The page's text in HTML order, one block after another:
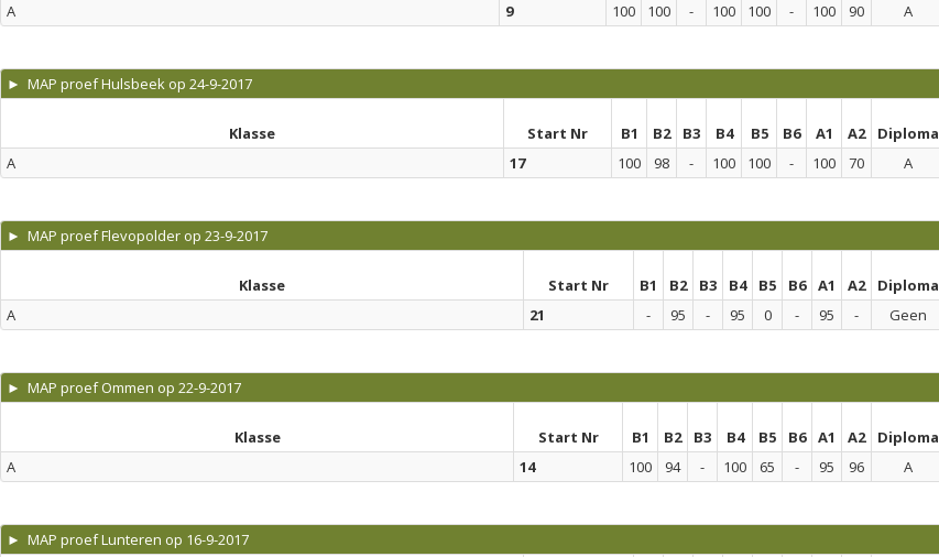
A
9 100 100 - 100 100 - 100 90 A
► MAP proef Hulsbeek op 24-9-2017
Klasse Start Nr B1 B2 B3 B4 B5 B6 A1 A2 Diploma
A
17 100 98 - 100 100 - 100 70 A
► MAP proef Flevopolder op 23-9-2017
Klasse Start Nr B1 B2 B3 B4 B5 B6 A1 A2 Diploma
A
21 - 95 - 95 0 - 95 - Geen
► MAP proef Ommen op 22-9-2017
Klasse Start Nr B1 B2 B3 B4 B5 B6 A1 A2 Diploma
A
14 100 94 - 100 65 - 95 96 A
► MAP proef Lunteren op 16-9-2017